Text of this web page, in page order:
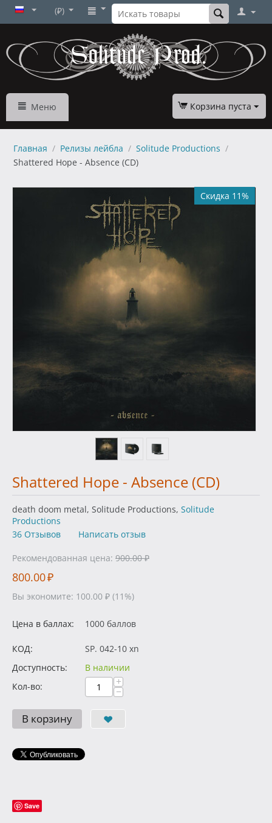
(₽)
Меню Корзина пуста
Главная / Релизы лейбла / Solitude Productions /
Shattered Hope - Absence (CD)
Скидка 11%
Shattered Hope - Absence (CD)
death doom metal, Solitude Productions, Solitude
Productions
36 Отзывов
Написать отзыв
Рекомендованная цена: 900.00 ₽
800.00₽
Вы экономите: 100.00 ₽ (11 %)
Цена в баллах: 1000 баллов
КОД:
SP. 042-10 xn
Доступность:
В наличии
Кол-во:
+
−
В корзину
Save